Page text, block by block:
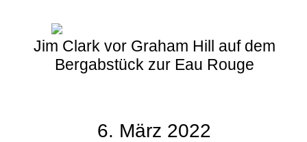
Jim Clark vor Graham Hill auf dem
Bergabstück zur Eau Rouge
6. März 2022